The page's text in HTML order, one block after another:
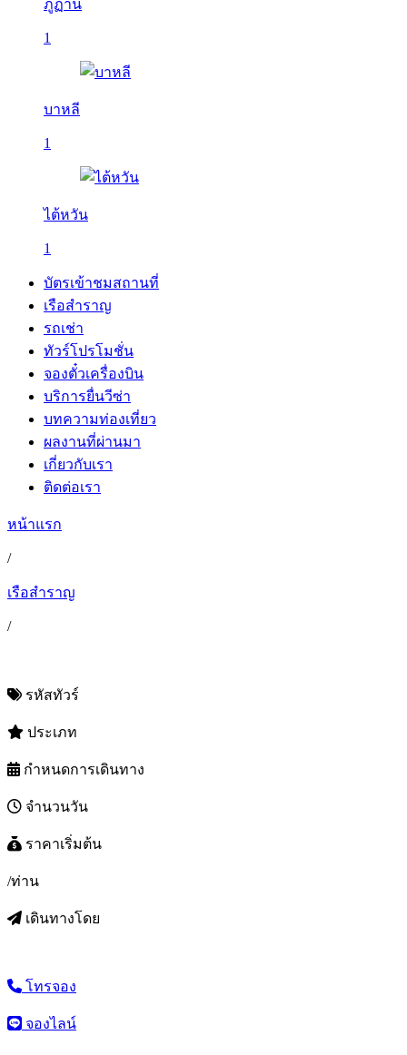
ภูฏาน
1
บาหลี
1
ไต้หวัน
1
บัตรเข้าชมสถานที่
เรือสำราญ
รถเช่า
ทัวร์โปรโมชั่น
จองตั๋วเครื่องบิน
บริการยื่นวีซ่า
บทความท่องเที่ยว
ผลงานที่ผ่านมา
เกี่ยวกับเรา
ติดต่อเรา
หน้าแรก
/
เรือสำราญ
/
รหัสทัวร์
ประเภท
กำหนดการเดินทาง
จำนวนวัน
ราคาเริ่มต้น
/ท่าน
เดินทางโดย
โทรจอง
จองไลน์